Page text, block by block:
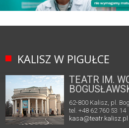
KALISZ W PIGUŁCE
TEATR IM.
62-800 Kalisz, pl.
tel. +48 62 760 53 14
kasa@teatr.kalisz.pl